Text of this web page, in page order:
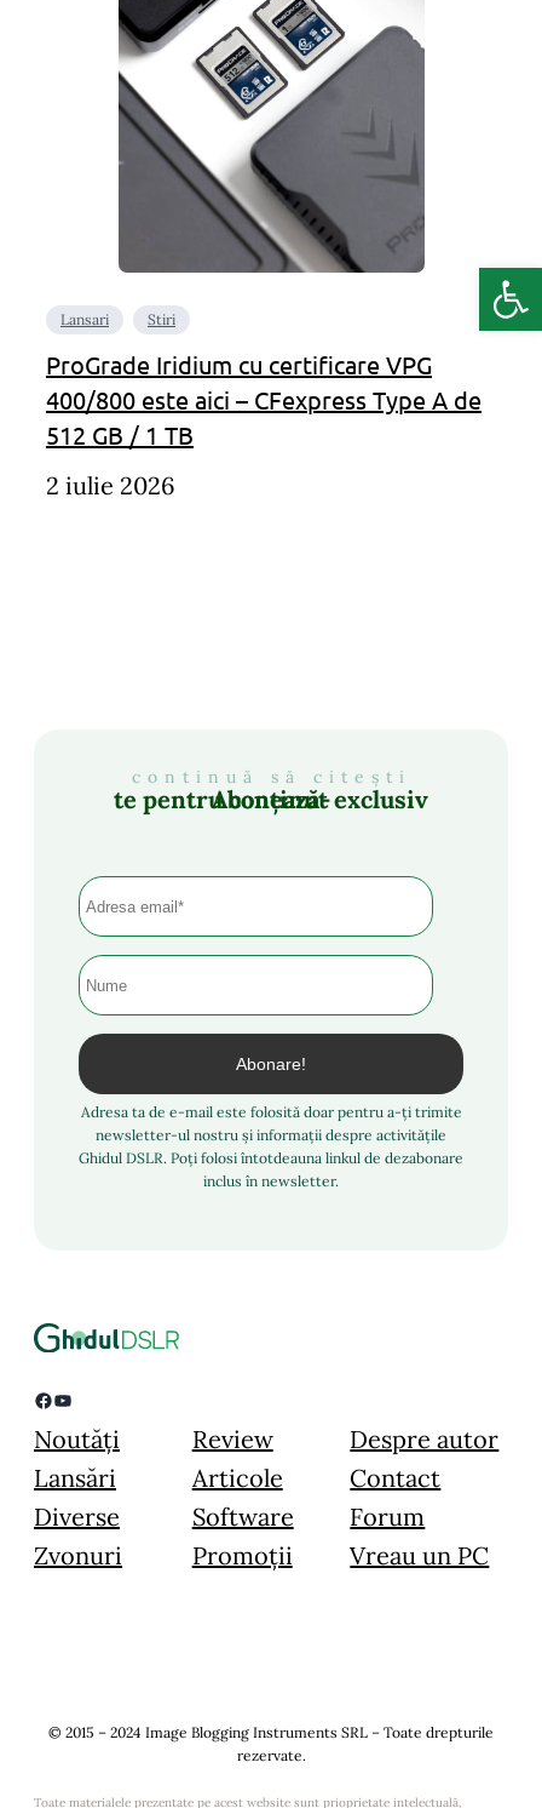
Lansari Stiri
ProGrade Iridium cu certificare VPG
400/800 este aici – CFexpress Type A de
512 GB / 1 TB
2 iulie 2026
continuă să citești
Abonează-te pentru conținut exclusiv
Adresa ta de e-mail este folosită doar pentru a-ți trimite
newsletter-ul nostru și informații despre activitățile
Ghidul DSLR. Poți folosi întotdeauna linkul de dezabonare
inclus în newsletter.
Facebook YouTube
Noutăți
Lansări
Diverse
Zvonuri
Review
Articole
Software
Promoții
Despre autor
Contact
Forum
Vreau un PC
© 2015 – 2024 Image Blogging Instruments SRL – Toate drepturile
rezervate.
Toate materialele prezentate pe acest website sunt prioprietate intelectuală,